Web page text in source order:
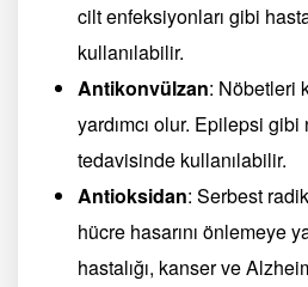
cilt enfeksiyonları gibi
kullanılabilir.
Antikonvülzan: Nöbetleri
yardımcı olur. Epilepsi gibi
tedavisinde kullanılabilir.
Antioksidan: Serbest
hücre hasarını önlemeye
hastalığı, kanser ve